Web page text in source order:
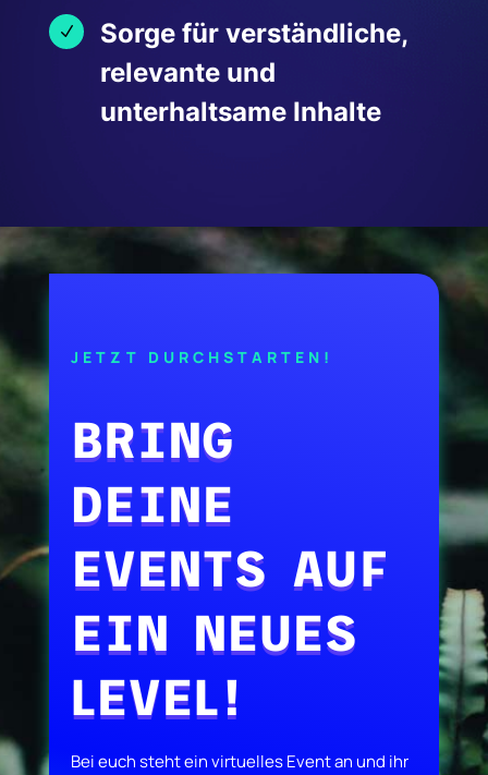
N
Sorge für verständliche,
relevante und
unterhaltsame Inhalte
JETZT DURCHSTARTEN!
BRING
DEINE
EVENTS AUF
EIN NEUES
LEVEL!
Bei euch steht ein virtuelles Event an und ihr